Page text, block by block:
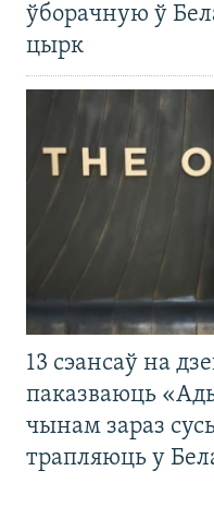
ўборачную ў
цырк
13 сэансаў на
паказваюць
чынам зараз
трапляюць у